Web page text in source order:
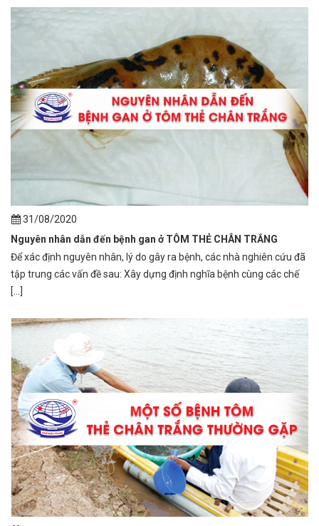
31/08/2020
Nguyên nhân dẫn đến bệnh gan ở TÔM THẺ CHÂN TRẮNG
Để xác định nguyên nhân, lý do gây ra bệnh, các nhà nghiên cứu đã
tập trung các vấn đề sau: Xây dựng định nghĩa bệnh cùng các chế
[...]